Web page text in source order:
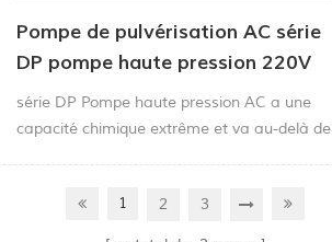
Pompe de pulvérisation AC série
DP pompe haute pression 220V
série DP Pompe haute pression AC a une
capacité chimique extrême et va au-delà de
1 2 3